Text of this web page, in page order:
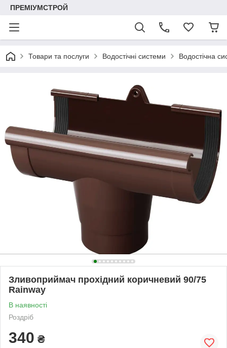
ПРЕМІУМСТРОЙ
Товари та послуги Водостічні системи Водостічна
Зливоприймач прохідний коричневий 90/75
Rainway
В наявності
Роздріб
340 ₴